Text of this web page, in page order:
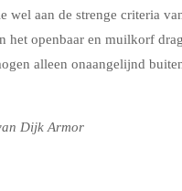
aan de strenge criteria
het openbaar en muilkorf
alleen onaangelijnd
Dijk Armor